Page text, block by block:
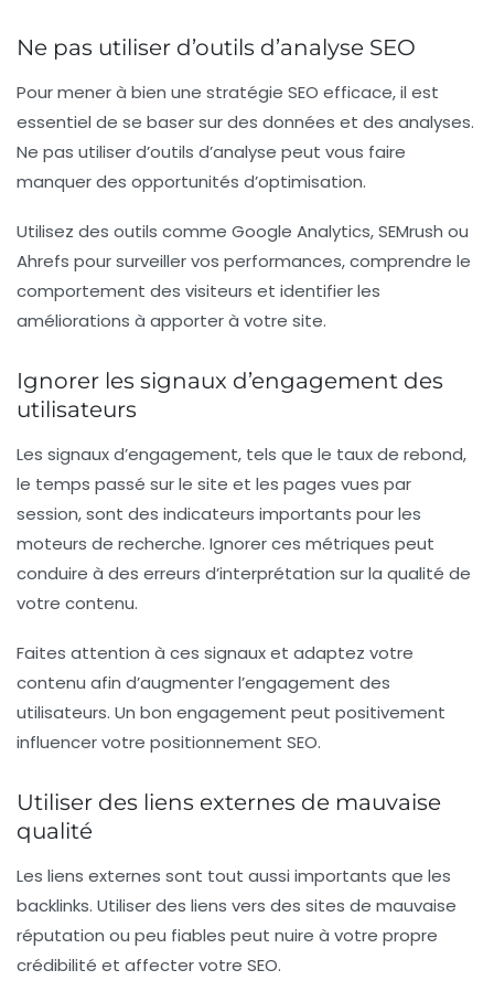
Ne pas utiliser d’outils d’analyse SEO
Pour mener à bien une stratégie SEO efficace, il est
essentiel de se baser sur des données et des analyses.
Ne pas utiliser d’outils d’analyse peut vous faire
manquer des opportunités d’optimisation.
Utilisez des outils comme Google Analytics, SEMrush ou
Ahrefs pour surveiller vos performances, comprendre le
comportement des visiteurs et identifier les
améliorations à apporter à votre site.
Ignorer les signaux d’engagement des
utilisateurs
Les signaux d’engagement, tels que le taux de rebond,
le temps passé sur le site et les pages vues par
session, sont des indicateurs importants pour les
moteurs de recherche. Ignorer ces métriques peut
conduire à des erreurs d’interprétation sur la qualité de
votre contenu.
Faites attention à ces signaux et adaptez votre
contenu afin d’augmenter l’engagement des
utilisateurs. Un bon engagement peut positivement
influencer votre positionnement SEO.
Utiliser des liens externes de mauvaise
qualité
Les liens externes sont tout aussi importants que les
backlinks. Utiliser des liens vers des sites de mauvaise
réputation ou peu fiables peut nuire à votre propre
crédibilité et affecter votre SEO.